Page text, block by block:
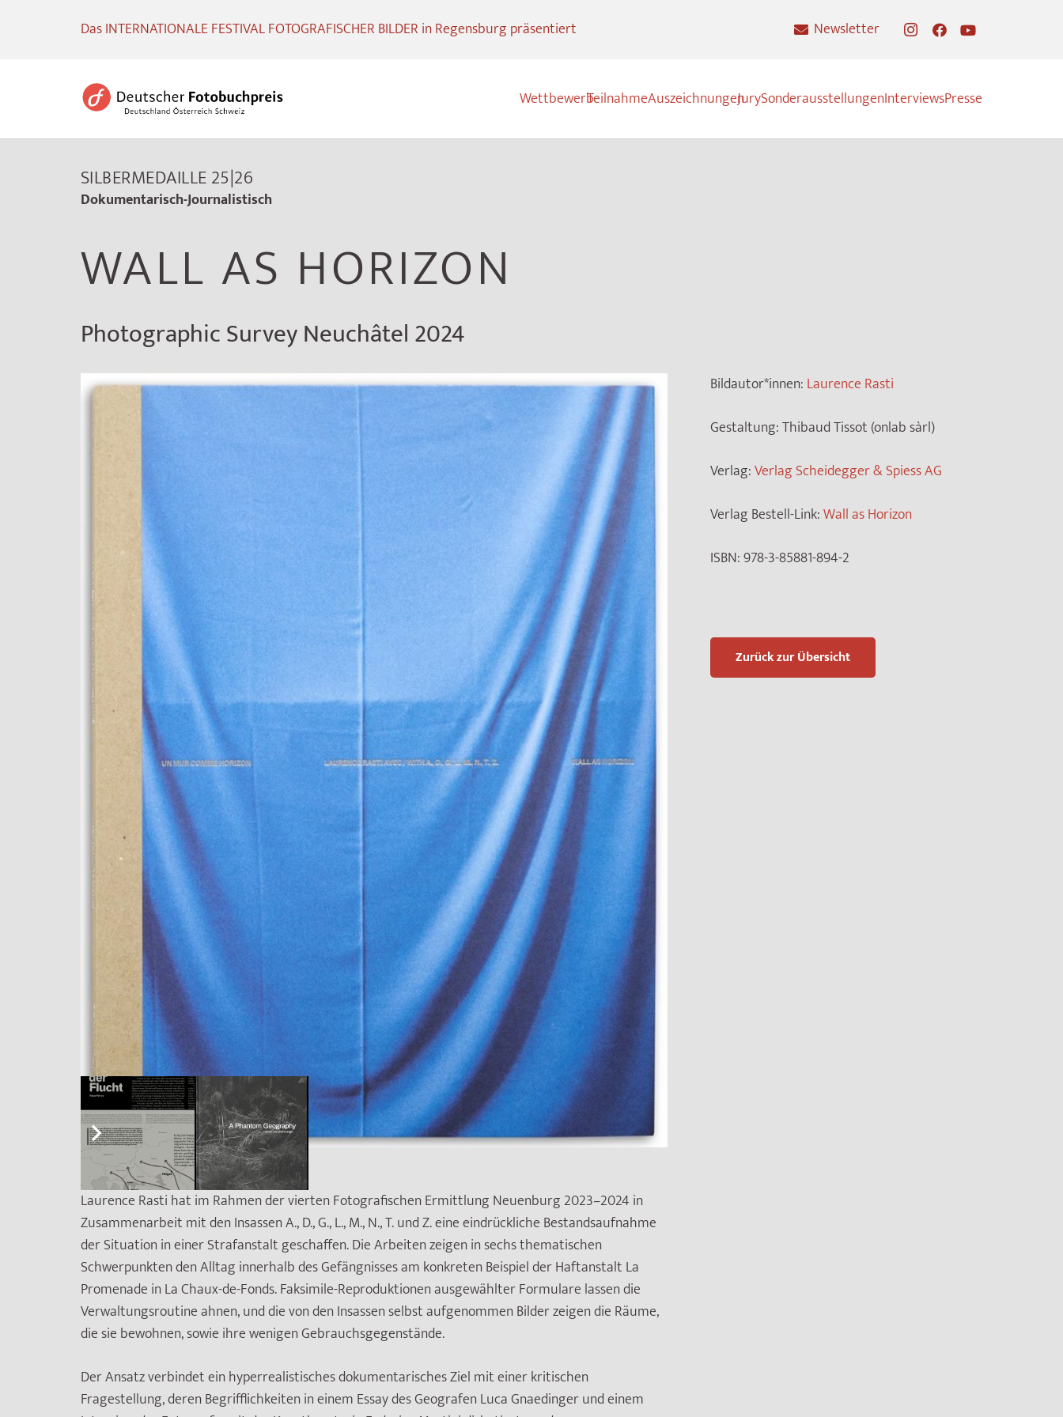
Das INTERNATIONALE FESTIVAL FOTOGRAFISCHER BILDER in Regensburg präsentiert Newsletter
WettbewerbTeilnahmeAuszeichnungenJurySonderausstellungenInterviewsPresse
SILBERMEDAILLE 25|26
Dokumentarisch-Journalistisch
WALL AS HORIZON
Photographic Survey Neuchâtel 2024
Laurence Rasti hat im Rahmen der vierten Fotografischen Ermittlung Neuenburg 2023–2024 in
Zusammenarbeit mit den Insassen A., D., G., L., M., N., T. und Z. eine eindrückliche Bestandsaufnahme
der Situation in einer Strafanstalt geschaffen. Die Arbeiten zeigen in sechs thematischen
Schwerpunkten den Alltag innerhalb des Gefängnisses am konkreten Beispiel der Haftanstalt La
Promenade in La Chaux-de-Fonds. Faksimile-Reproduktionen ausgewählter Formulare lassen die
Verwaltungsroutine ahnen, und die von den Insassen selbst aufgenommen Bilder zeigen die Räume,
die sie bewohnen, sowie ihre wenigen Gebrauchsgegenstände.
Der Ansatz verbindet ein hyperrealistisches dokumentarisches Ziel mit einer kritischen
Fragestellung, deren Begrifflichkeiten in einem Essay des Geografen Luca Gnaedinger und einem
Bildautor*innen: Laurence Rasti
Gestaltung:Thibaud Tissot (onlab sàrl)
Verlag:Verlag Scheidegger & Spiess AG
Verlag Bestell-Link:Wall as Horizon
ISBN:978-3-85881-894-2
Zurück zur Übersicht